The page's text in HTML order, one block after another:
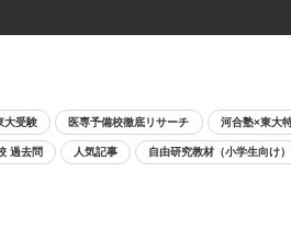
大受験 医専予備校徹底リサーチ 河合塾×東大
過去問 人気記事 自由研究教材（小学生向け）